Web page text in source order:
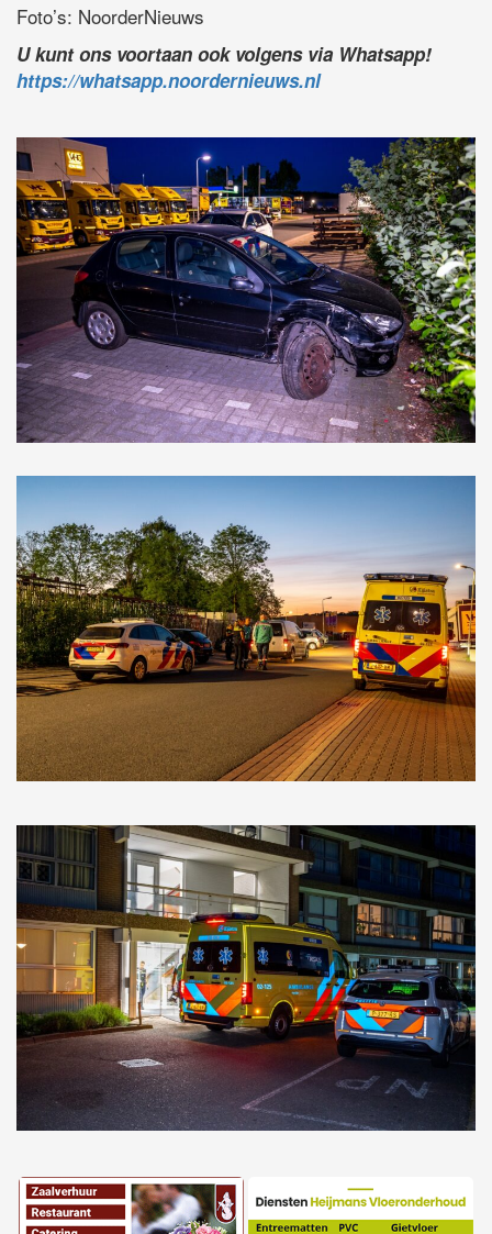
Foto’s: NoorderNieuws
U kunt ons voortaan ook volgens via Whatsapp!
https://whatsapp.noordernieuws.nl